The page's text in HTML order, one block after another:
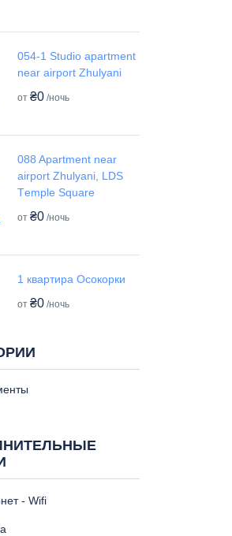
054-1 Studio apartment
near airport Zhulyani
от ₴0 /ночь
088 Apartment near
airport Zhulyani, LDS
Tеmple Square
от ₴0 /ночь
1 квартира Осокорки
от ₴0 /ночь
- Wifi